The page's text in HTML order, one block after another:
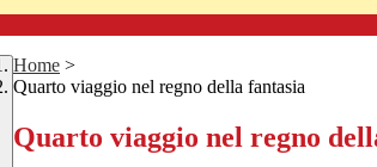
Home >
Quarto viaggio nel regno della fantasia
Quarto viaggio nel regno